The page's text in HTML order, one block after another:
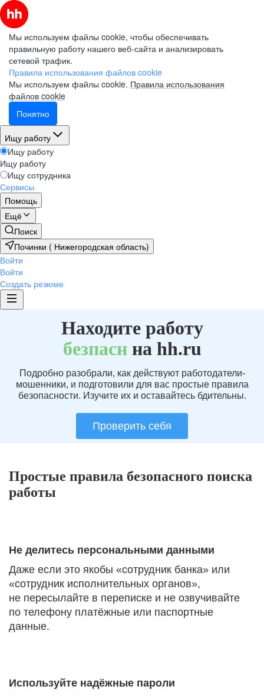
Мы используем файлы cookie, чтобы обеспечивать
правильную работу нашего веб-сайта и анализировать
сетевой трафик.
Правила использования файлов cookie
Мы используем файлы cookie. Правила использования
файлов cookie
Понятно
Ищу работу
Ищу работу
Ищу работу
Ищу сотрудника
Сервисы
Помощь
Ещё
Поиск
Починки ( Нижегородская область)
Войти
Войти
Создать резюме
Находите работу
безпаснна hh.ru
Подробно разобрали, как действуют работодатели-
мошенники, и подготовили для вас простые правила
безопасности. Изучите их и оставайтесь бдительны.
Проверить себя
Простые правила безопасного поиска
работы
Не делитесь персональными данными
Даже если это якобы «сотрудник банка» или
«сотрудник исполнительных органов»,
не пересылайте в переписке и не озвучивайте
по телефону платёжные или паспортные
данные.
Используйте надёжные пароли